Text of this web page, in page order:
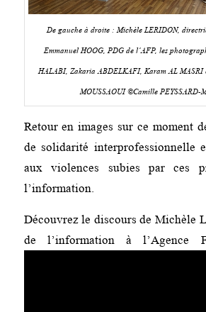
De gauche à droite : Michèle LERIDON,
Emmanuel HOOG, PDG de l’AFP, les
HALABI, Zakaria ABDELKAFI, Karam AL
MOUSSAOUI ©Camille PEYSSARD-
Retour en images sur ce moment
de solidarité interprofessionnelle
aux violences subies par ces
l’information.
Découvrez le discours de Michèle
de l’information à l’Agence